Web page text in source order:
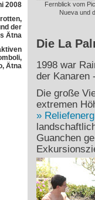
2008
der
Ätna
Ätna
Fernblick vom
Nueva und
Die La
1998 war
der Kanaren
Die große
extremen
Guanchen